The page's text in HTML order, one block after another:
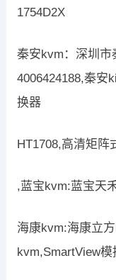
1754D2X
秦安kvm：深圳市
4006424188,秦安
换器
HT1708,高清矩阵
,蓝宝kvm:蓝宝天
海康kvm:海康立
kvm,SmartView模